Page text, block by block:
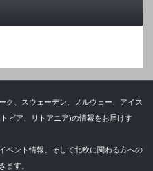
ク、スウェーデン、ノルウェー、アイス
ビア、リトアニア)の情報をお届けす
ベント情報、そして北欧に関わる方への
ます。